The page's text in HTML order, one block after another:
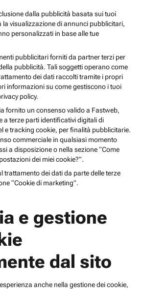
dalla pubblicità basata sui tuoi
la visualizzazione di annunci pubblicitari,
personalizzati in base alle tue
pubblicitari forniti da partner terzi per
pubblicità. Tali soggetti operano come
dei dati raccolti tramite i propri
informazioni su come gestiscono i tuoi
policy.
fornito un consenso valido a Fastweb,
a terze parti identificativi digitali di
e tracking cookie, per finalità pubblicitarie.
commerciale in qualsiasi momento
a disposizione o nella sezione “Come
dei miei cookie?”.
trattamento dei dati da parte delle terze
“Cookie di marketing”.
e gestione
dal sito
anche nella gestione dei cookie,